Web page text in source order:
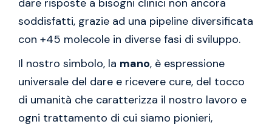
dare risposte a bisogni clinici non ancora
soddisfatti, grazie ad una pipeline diversificata
con +45 molecole in diverse fasi di sviluppo.
Il nostro simbolo, la mano, è espressione
universale del dare e ricevere cure, del tocco
di umanità che caratterizza il nostro lavoro e
ogni trattamento di cui siamo pionieri,